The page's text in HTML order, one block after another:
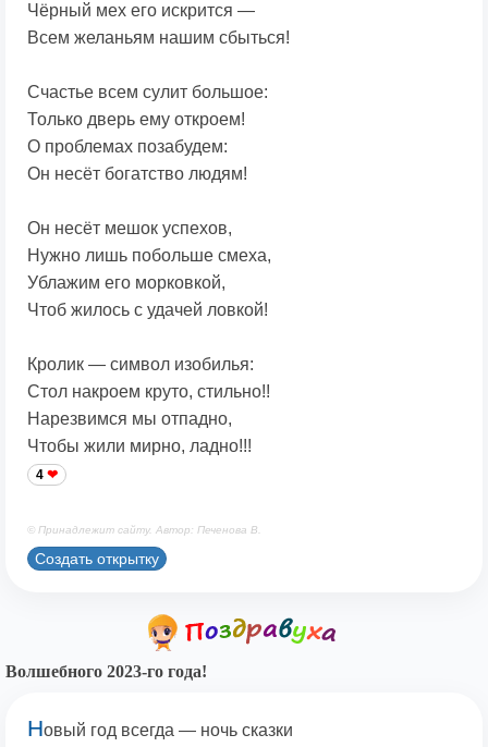
Чёрный мех его искрится —
Всем желаньям нашим сбыться!
Счастье всем сулит большое:
Только дверь ему откроем!
О проблемах позабудем:
Он несёт богатство людям!
Он несёт мешок успехов,
Нужно лишь побольше смеха,
Ублажим его морковкой,
Чтоб жилось с удачей ловкой!
Кролик — символ изобилья:
Стол накроем круто, стильно!!
Нарезвимся мы отпадно,
Чтобы жили мирно, ладно!!!
4
© Принадлежит сайту. Автор: Печенова В.
Создать открытку
Волшебного 2023-го года!
Новый год всегда — ночь сказки